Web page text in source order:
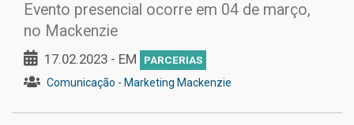
Evento presencial ocorre em 04 de março,
no Mackenzie
17.02.2023 - EM PARCERIAS
Comunicação - Marketing Mackenzie